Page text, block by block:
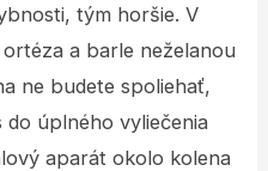
tým horšie. V
a barle neželanou
ne budete spoliehať,
úplného vyliečenia
aparát okolo kolena